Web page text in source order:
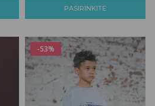
PASIRINKITE
-53%